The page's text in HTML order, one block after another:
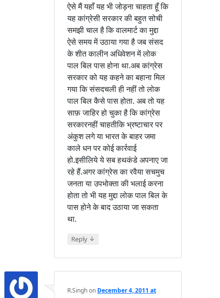
ऐसे मैं यहाँ यह भी जोड़ना चाहता हूँ कि
यह कांग्रेसी सरकार की बहुत सोची
समझी चाल है कि वालमार्ट का मुद्दा
ऐसे समय में उठाया गया है जब संसद
के शीत कालीन अधिवेशन में लोक
पाल बिल पास होना था.अब कांग्रेस
सरकार को यह कहने का बहाना मिल
गया कि संसदचली ही नहीं तो लोक
पाल बिल कैसे पास होता. अब तो यह
साफ़ जाहिर हो चुका है कि कांग्रेस
सरकारनहीं चाहतीकि भ्रष्टाचार पर
अंकुश लगे या भारत के बाहर जमा
काले धन पर कोई कार्रवाई
हो.इसीलिये ये सब हथकंडे अपनाए जा
रहे हैं.अगर कांग्रेस का रवैया सचमुच
जनता या उपभोक्ता की भलाई करना
होता तो भी यह मुद्दा लोक पाल बिल के
पास होने के बाद उठाया जा सकता
था.
Reply ↓
R.Singhon December 4, 2011 at